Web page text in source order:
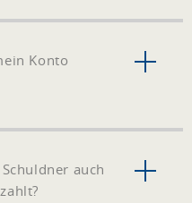
Konto
auch